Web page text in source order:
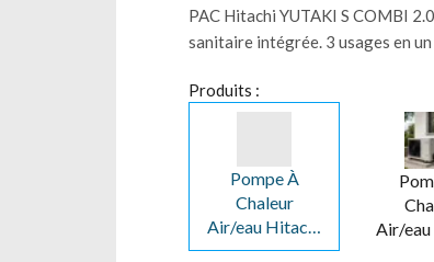
PAC Hitachi YUTAKI S COMBI
sanitaire intégrée. 3 usages en
Produits :
Pompe À
Chaleur
Air/eau Hitachi
Yutaki S
Air/